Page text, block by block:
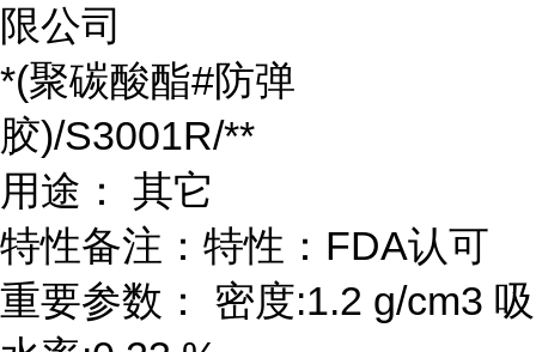
限公司
*(聚碳酸酯#防弹
胶)/S3001R/**
用途： 其它
特性备注：特性：FDA认可
重要参数： 密度:1.2 g/cm3 吸